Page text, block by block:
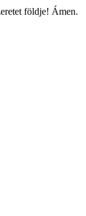
földje! Ámen.